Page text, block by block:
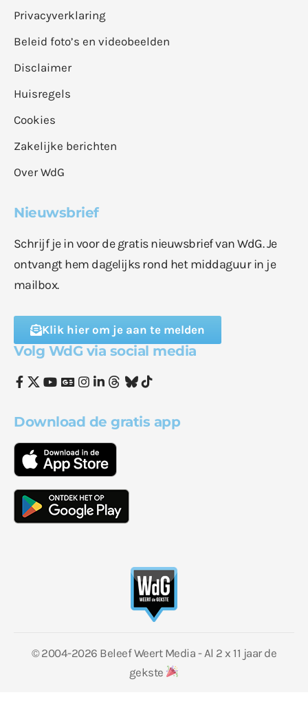
Privacyverklaring
Beleid foto’s en videobeelden
Disclaimer
Huisregels
Cookies
Zakelijke berichten
Over WdG
Nieuwsbrief
Schrijf je in voor de gratis nieuwsbrief van WdG. Je
ontvangt hem dagelijks rond het middaguur in je
mailbox.
Klik hier om je aan te melden
Volg WdG via social media
Download de gratis app
© 2004-2026 Beleef Weert Media - Al 2 x 11 jaar de
gekste